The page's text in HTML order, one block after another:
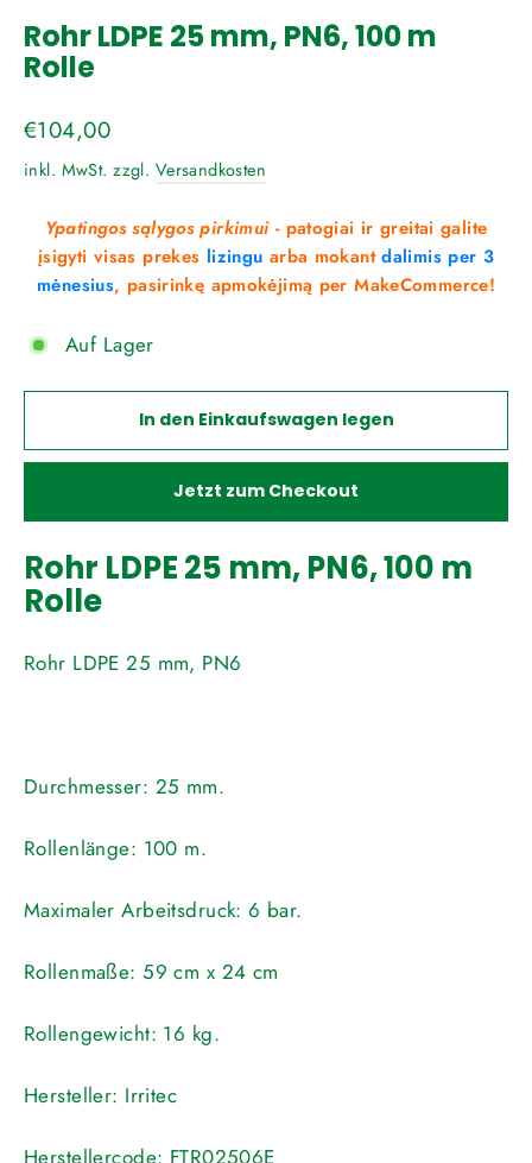
Rohr LDPE 25 mm, PN6, 100 m
Rolle
Normaler
Preis
€104,00
inkl. MwSt. zzgl. Versandkosten
Ypatingos sąlygos pirkimui- patogiai ir greitai galite
įsigyti visas prekes lizingu arba mokantdalimis per 3
mėnesius, pasirinkę apmokėjimą per MakeCommerce!
Auf Lager
In den Einkaufswagen legen
Jetzt zum Checkout
Rohr LDPE 25 mm, PN6, 100 m
Rolle
Rohr LDPE 25 mm, PN6
Durchmesser: 25 mm.
Rollenlänge: 100 m.
Maximaler Arbeitsdruck:6 bar.
Rollenmaße:59 cm x 24 cm
Rollengewicht: 16 kg.
Hersteller: Irritec
Herstellercode: FTR02506E